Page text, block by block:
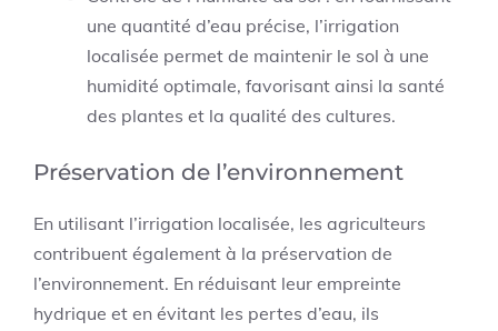
une quantité d’eau précise, l’irrigation
localisée permet de maintenir le sol à une
humidité optimale, favorisant ainsi la santé
des plantes et la qualité des cultures.
Préservation de l’environnement
En utilisant l’irrigation localisée, les agriculteurs
contribuent également à la préservation de
l’environnement. En réduisant leur empreinte
hydrique et en évitant les pertes d’eau, ils